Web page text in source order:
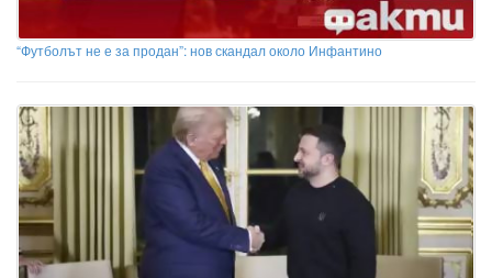
“Футболът не е за продан”: нов скандал около Инфантино